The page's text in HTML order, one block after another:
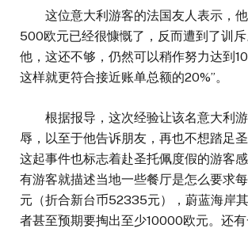
这位意大利游客的法国友人表示，他
500欧元已经很慷慨了，反而遭到了训
他，这还不够，仍然可以稍作努力达到
这样就更符合接近账单总额的20%”。
根据报导，这次经验让该名意大利游
辱，以至于他告诉朋友，再也不想踏足
这起事件也标志着赴圣托佩度假的游客感
有游客就描述当地一些餐厅是怎么要求
元（折合新台币52335元），蔚蓝海岸
者甚至预期要掏出至少10000欧元。还